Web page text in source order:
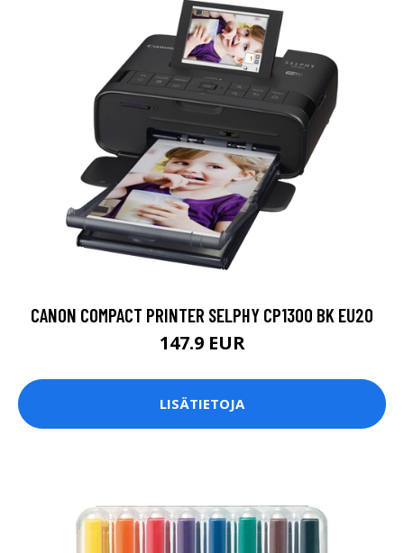
CANON COMPACT PRINTER SELPHY CP1300 BK EU20
147.9 EUR
LISÄTIETOJA